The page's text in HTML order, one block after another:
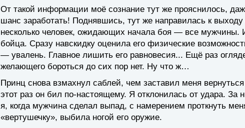
От такой информации моё сознание тут же прояснилось,
шанс заработать! Поднявшись, тут же направилась к
несколько человек, ожидающих начала боя — все мужчины.
бойца. Сразу навскидку оценила его физические
— увалень. Главное лишить его равновесия... Ещё раз
желающего бороться до сих пор нет. Ну что ж…
Принц снова взмахнул саблей, чем заставил меня
этот раз он бил по-настоящему. Я отклонилась от удара.
я, когда мужчина сделал выпад, с намерением проткнуть
«вертушечку», выбила ногой его оружие.